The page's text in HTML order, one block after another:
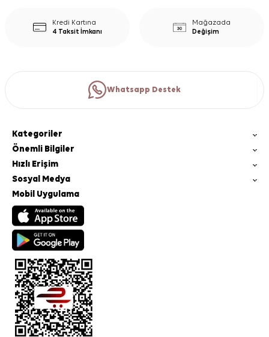
Kredi Kartına
4 Taksit İmkanı
Mağazada
Değişim
Whatsapp Destek
Kategoriler
Önemli Bilgiler
Hızlı Erişim
Sosyal Medya
Mobil Uygulama